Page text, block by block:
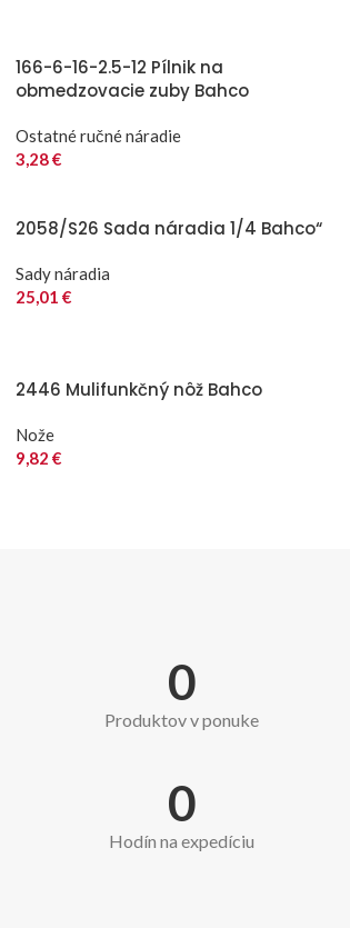
166-6-16-2.5-12 Pílnik na
obmedzovacie zuby Bahco
Ostatné ručné náradie
3,28€
2058/S26 Sada náradia 1/4 Bahco“
Sady náradia
25,01 €
2446 Mulifunkčný nôž Bahco
Nože
9,82 €
0
Produktov v ponuke
0
Hodín na expedíciu